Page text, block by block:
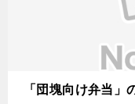
「団塊向け弁当」